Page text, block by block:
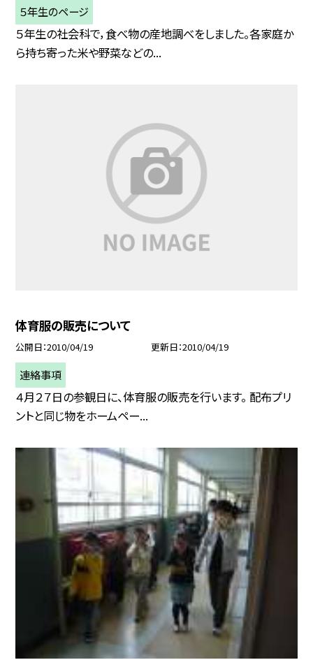
５年生のページ
５年生の社会科で，食べ物の産地調べをしました。各家庭か
ら持ち寄った米や野菜などの...
体育服の販売について
公開日 2010/04/19 更新日 2010/04/19
連絡事項
４月２７日の参観日に、体育服の販売を行います。 配布プリ
ントと同じ物をホームペー...